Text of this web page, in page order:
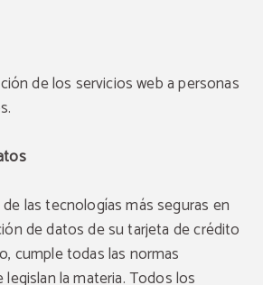
de los servicios web a personas
las tecnologías más seguras en
de datos de su tarjeta de crédito
cumple todas las normas
la materia. Todos los